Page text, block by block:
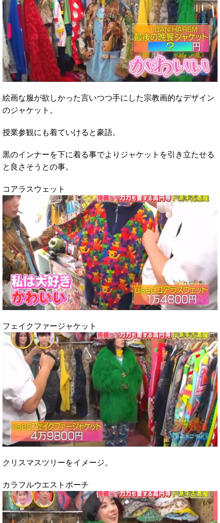
絵画な服が欲しかった言いつつ手にした宗教画的なデザイン
のジャケット。
授業参観にも着ていけると豪語。
黒のインナーを下に着る事でよりジャケットを引き立たせる
と良さそうとの事。
コアラスウェット
フェイクファージャケット
クリスマスツリーをイメージ。
カラフルウエストポーチ